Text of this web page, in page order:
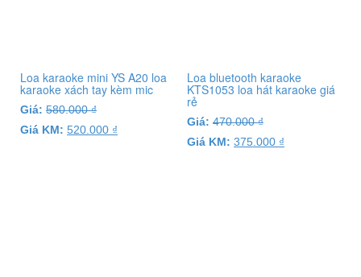
Loa karaoke mini YS A20 loa
karaoke xách tay kèm mic
Giá: 580.000₫
Giá KM: 520.000 ₫
Loa bluetooth karaoke
KTS1053 loa hát karaoke giá
rẻ
Giá: 470.000₫
Giá KM: 375.000 ₫